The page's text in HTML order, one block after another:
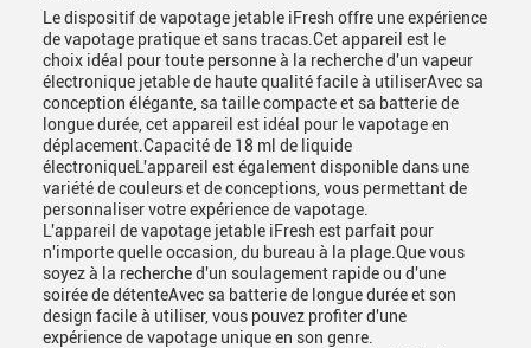
Le dispositif de vapotage jetable iFresh offre une expérience
de vapotage pratique et sans tracas.Cet appareil est le
choix idéal pour toute personne à la recherche d'un vapeur
électronique jetable de haute qualité facile à utiliserAvec sa
conception élégante, sa taille compacte et sa batterie de
longue durée, cet appareil est idéal pour le vapotage en
déplacement.Capacité de 18 ml de liquide
électroniqueL'appareil est également disponible dans une
variété de couleurs et de conceptions, vous permettant de
personnaliser votre expérience de vapotage.
L'appareil de vapotage jetable iFresh est parfait pour
n'importe quelle occasion, du bureau à la plage.Que vous
soyez à la recherche d'un soulagement rapide ou d'une
soirée de détenteAvec sa batterie de longue durée et son
design facile à utiliser, vous pouvez profiter d'une
expérience de vapotage unique en son genre.